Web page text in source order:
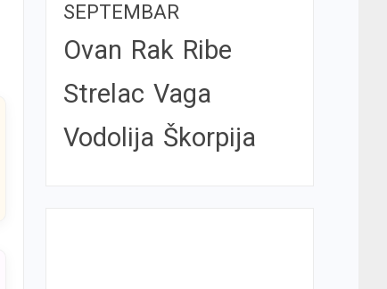
SEPTEMBAR
Ovan Rak Ribe
Strelac Vaga
Vodolija Škorpija